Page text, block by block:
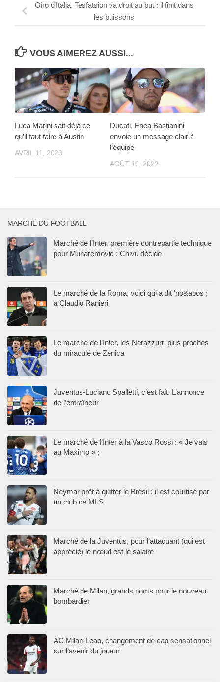
Giro d’Italia, Tesfatsion va droit au but : il finit dans
les buissons
VOUS AIMEREZ AUSSI...
Luca Marini sait déjà ce
qu’il faut faire à Austin
AVRIL 11, 2023
Ducati, Enea Bastianini
envoie un message clair à
l’équipe
AOÛT 19, 2022
MARCHÉ DU FOOTBALL
Marché de l’Inter, première contrepartie technique
pour Muharemovic : Chivu décide
Le marché de la Roma, voici qui a dit 'no&apos ;
à Claudio Ranieri
Le marché de l’Inter, les Nerazzurri plus proches
du miraculé de Zenica
Juventus-Luciano Spalletti, c’est fait. L’annonce
de l’entraîneur
Le marché de l’Inter à la Vasco Rossi : « Je vais
au Maximo » ;
Neymar prêt à quitter le Brésil : il est courtisé par
un club de MLS
Marché de la Juventus, pour l’attaquant (qui est
apprécié) le nœud est le salaire
Marché de Milan, grands noms pour le nouveau
bombardier
AC Milan-Leao, changement de cap sensationnel
sur l’avenir du joueur